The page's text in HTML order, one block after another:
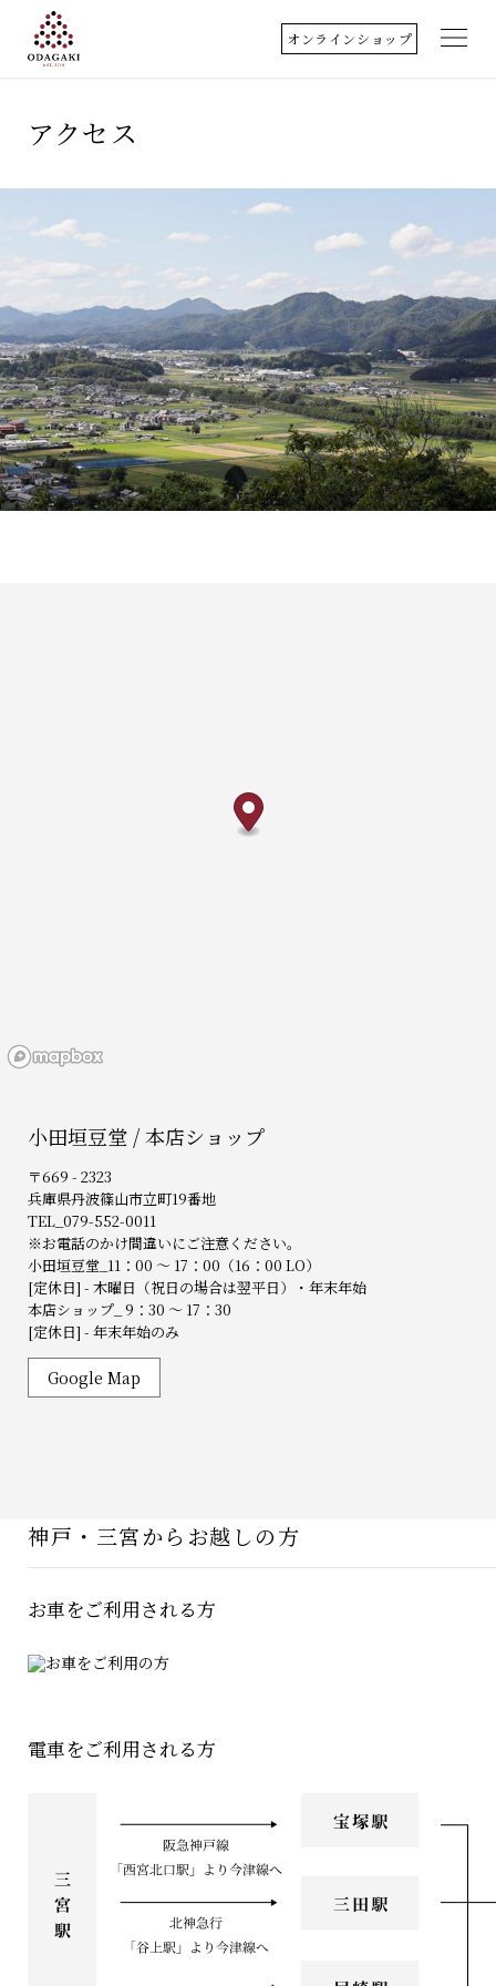
丹波篠山
料理歳時記
クッキングレシピ
アクセス
オンラインショップ
アクセス
小田垣豆堂 / 本店ショップ
〒669 - 2323
兵庫県丹波篠山市立町19番地
TEL_079-552-0011
※お電話のかけ間違いにご注意ください。
小田垣豆堂_11：00 ～ 17：00（16：00 LO）
[定休日] - 木曜日（祝日の場合は翌平日）・年末年始
本店ショップ_ 9：30 ～ 17：30
[定休日] - 年末年始のみ
Google Map
神戸・三宮からお越しの方
お車をご利用される方
電車をご利用される方